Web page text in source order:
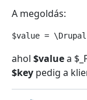
A megoldás:
$value =
ahol $valuea
$key pedig a